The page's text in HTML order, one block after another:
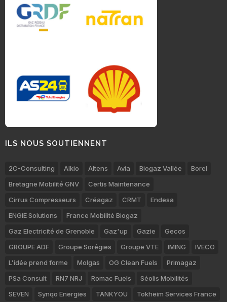
ILS NOUS SOUTIENNENT
2C-Consulting Alkio Altens Avia Biogaz Vallée
Borel
Bretagne Mobilité GNV
Certis Maintenance
Cirrus Compresseurs
Créagaz CRMT
Endesa
ENGIE Solutions
France Mobilité Biogaz
Gaz Electricité de Grenoble
Gaz'up Gazie
Gecos
GROUPE ADF
Groupe Sorégies Groupe VTE IMING
IVECO
L’idée prend forme
Molgas OG Clean Fuels
Primagaz
PSa Consult
RN7 NRJ Romac Fuels
Séolis Mobilités
SEVEN
Synqo Energies TANKYOU Tokheim Services France